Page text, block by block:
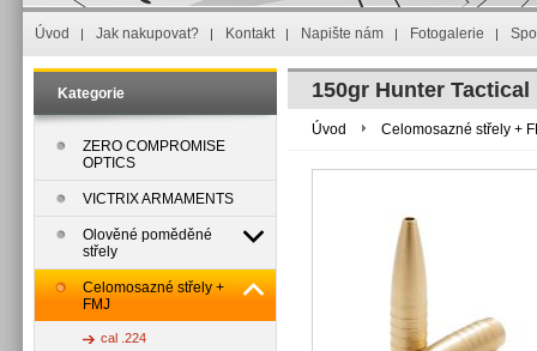
Úvod Jak nakupovat? Kontakt Napište nám Fotogalerie
Kategorie
ZERO COMPROMISE
OPTICS
VICTRIX ARMAMENTS
Olověné poměděné
střely
Celomosazné střely +
FMJ
cal .224
150gr Hunter Tactical
Úvod Celomosazné střely +